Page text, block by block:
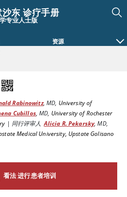
沙东 诊疗手册
专业人士版
资源
Rabinowitz,MD, University of
Cubillos,MD, University of Rochester
| 同行评审人 Alicia R. Pekarsky,MD,
Medical University, Upstate Golisano
看法 进行患者培训